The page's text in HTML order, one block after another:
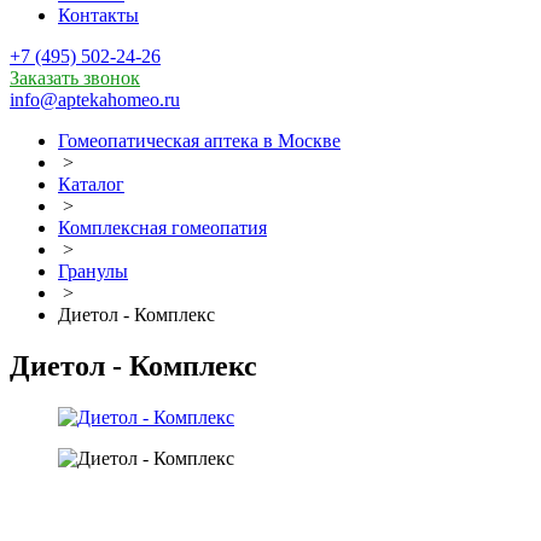
Контакты
+7 (495) 502-24-26
Заказать звонок
info@aptekahomeo.ru
Гомеопатическая аптека в Москве
>
Каталог
>
Комплексная гомеопатия
>
Гранулы
>
Диетол - Комплекс
Диетол - Комплекс